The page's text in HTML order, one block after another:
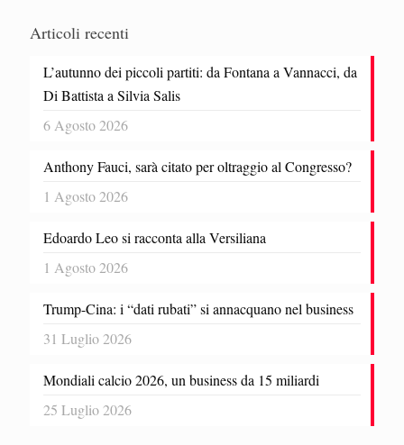
Articoli recenti
L’autunno dei piccoli partiti: da Fontana a Vannacci, da
Di Battista a Silvia Salis
6 Agosto 2026
Anthony Fauci, sarà citato per oltraggio al Congresso?
1 Agosto 2026
Edoardo Leo si racconta alla Versiliana
1 Agosto 2026
Trump-Cina: i “dati rubati” si annacquano nel business
31 Luglio 2026
Mondiali calcio 2026, un business da 15 miliardi
25 Luglio 2026